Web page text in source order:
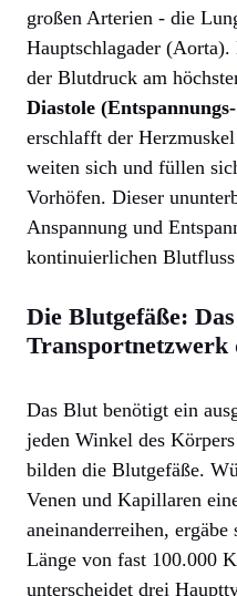
großen Arterien - die
Hauptschlagader
der Blutdruck am
Diastole
erschlafft der
weiten sich und füllen
Vorhöfen. Dieser
Anspannung und
kontinuierlichen
Die Blutgefäße:
Transportnetzwerk
Das Blut benötigt ein
jeden Winkel des
bilden die Blutgefäße.
Venen und Kapillaren
aneinanderreihen,
Länge von fast 100.000
unterscheidet drei